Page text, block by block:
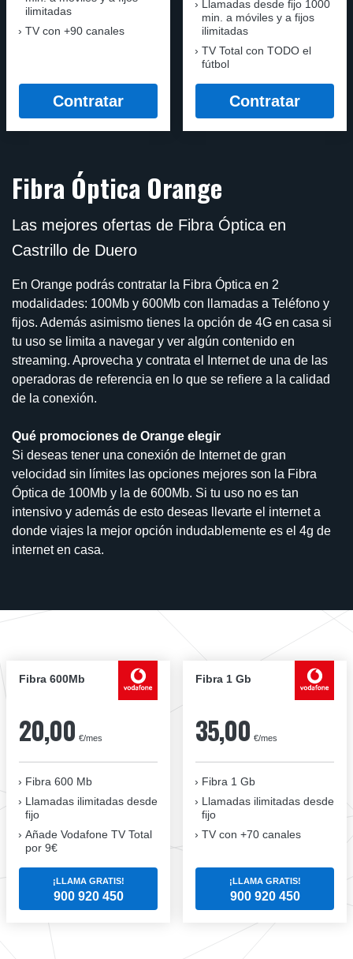
ilimitadas
TV con +90 canales
Contratar
Llamadas desde fijo 1000
min. a móviles y a fijos
ilimitadas
TV Total con TODO el
fútbol
Contratar
Fibra Óptica Orange
Las mejores ofertas de Fibra Óptica en
Castrillo de Duero
En Orange podrás contratar la Fibra Óptica en 2
modalidades: 100Mb y 600Mb con llamadas a Teléfono y
fijos. Además asimismo tienes la opción de 4G en casa si
tu uso se limita a navegar y ver algún contenido en
streaming. Aprovecha y contrata el Internet de una de las
operadoras de referencia en lo que se refiere a la calidad
de la conexión.
Qué promociones de Orange elegir
Si deseas tener una conexión de Internet de gran
velocidad sin límites las opciones mejores son la Fibra
Óptica de 100Mb y la de 600Mb. Si tu uso no es tan
intensivo y además de esto deseas llevarte el internet a
donde viajes la mejor opción indudablemente es el 4g de
internet en casa.
Fibra 600Mb
20,00 €/mes
Fibra 600 Mb
Llamadas ilimitadas desde
fijo
Añade Vodafone TV Total
por 9€
¡LLAMA GRATIS!
900 920 450
Fibra 1 Gb
35,00 €/mes
Fibra 1 Gb
Llamadas ilimitadas desde
fijo
TV con +70 canales
¡LLAMA GRATIS!
900 920 450